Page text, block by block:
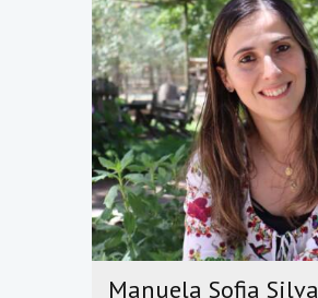
Manuela Sofia Silva